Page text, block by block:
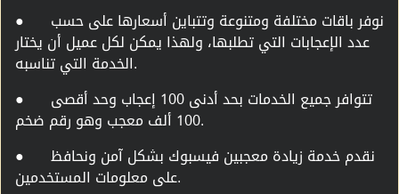
●
نوفر باقات مختلفة ومتنوعة وتتباين أسعارها على حسب
عدد الإعجابات التي تطلبها، ولهذا يمكن لكل عميل أن يختار
الخدمة التي تناسبه.
●
تتوافر جميع الخدمات بحد أدنى 100 إعجاب وحد أقصى
100 ألف معجب وهو رقم ضخم.
●
نقدم خدمة زيادة معجبين فيسبوك بشكل آمن ونحافظ
على معلومات المستخدمين.